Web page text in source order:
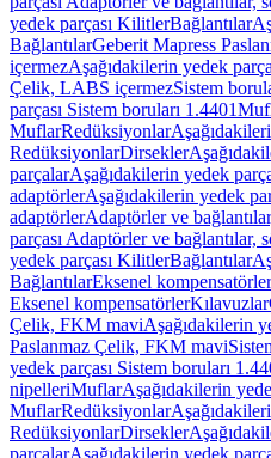
yedek parçası KilitlerBağlantılar
BağlantılarGeberit Mapress
içermezAşağıdakilerin yedek
Çelik, LABS içermezSistem
parçası Sistem boruları 1.4401
MuflarRedüksiyonlar
RedüksiyonlarDirsekler
parçalarAşağıdakilerin yedek
adaptörlerAşağıdakilerin yedek
adaptörlerAdaptörler ve
parçası Adaptörler ve bağlantılar,
yedek parçası KilitlerBağlantılar
BağlantılarEksenel kompensatörler
Eksenel kompensatörlerKılavuzlar
Çelik, FKM maviAşağıdakilerin
Paslanmaz Çelik, FKM mavi
yedek parçası Sistem boruları
nipelleriMuflarAşağıdakilerin
MuflarRedüksiyonlar
RedüksiyonlarDirsekler
parçalarAşağıdakilerin yedek